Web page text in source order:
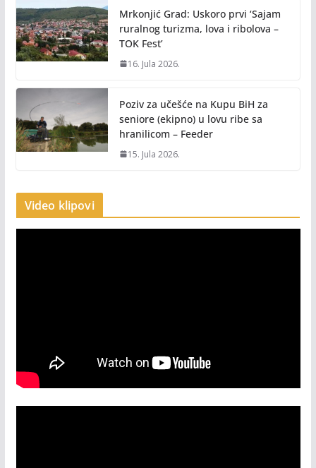
Mrkonjić Grad: Uskoro prvi ‘Sajam
ruralnog turizma, lova i ribolova –
TOK Fest’
16. Jula 2026.
Poziv za učešće na Kupu BiH za
seniore (ekipno) u lovu ribe sa
hranilicom – Feeder
15. Jula 2026.
Video klipovi